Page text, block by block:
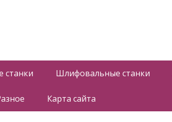
станки Шлифовальные станки
Карта сайта